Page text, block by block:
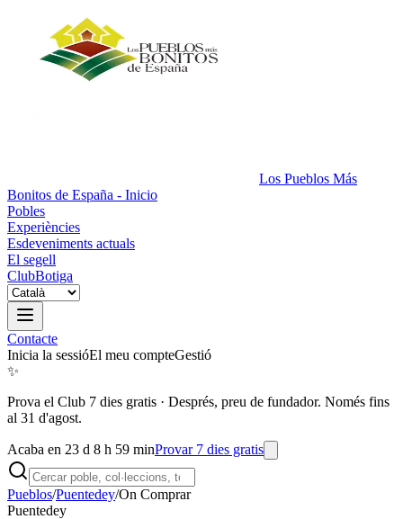
Los Pueblos Más
Bonitos de España - Inicio
Pobles
Experiències
Esdeveniments actuals
El segell
ClubBotiga
Contacte
Inicia la sessióEl meu compteGestió
✨
Prova el Club 7 dies gratis · Després, preu de fundador. Només fins
al 31 d'agost.
Acaba en 23 d 8 h 59 minProvar 7 dies gratis
Pueblos/Puentedey/On Comprar
Puentedey